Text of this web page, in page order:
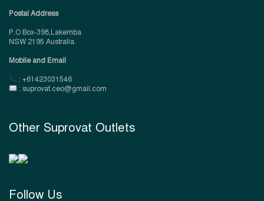
Postal Address
P.O Box-398,Lakemba
NSW 2195 Australia.
Mobile and Email
: +61423031546
: suprovat.ceo@gmail.com
Other Suprovat Outlets
Follow Us